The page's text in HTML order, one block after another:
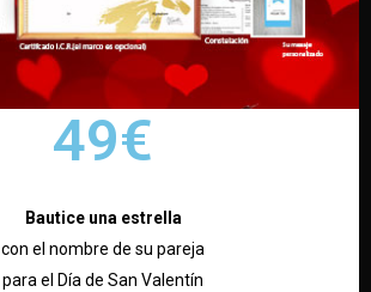
49€
Bautice una estrella
con el nombre de su pareja
para el Día de San Valentín